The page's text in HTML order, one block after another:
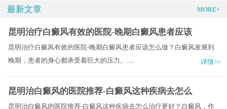
最新文章 MORE+
昆明治疗白癜风有效的医院-晚期白癜风患者应该
昆明治疗白癜风有效的医院-晚期白癜风患者应该怎么做？白癜风发展到
晚期，患者的身心都承受着巨大的压力。.....
详情>>
昆明治白癜风的医院推荐-白癜风这种疾病去怎么
昆明治白癜风的医院推荐-白癜风这种疾病去怎么治疗更好？白癜风，作